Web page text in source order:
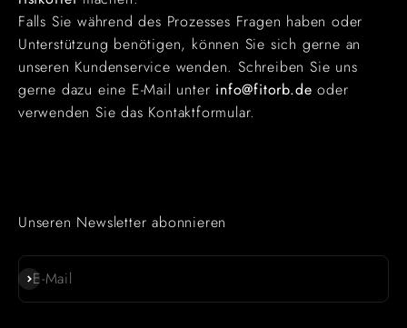
Falls Sie während des Prozesses Fragen haben oder
Unterstützung benötigen, können Sie sich gerne an
unseren Kundenservice wenden. Schreiben Sie uns
gerne dazu eine E-Mail unter info@fitorb.de oder
verwenden Sie das Kontaktformular.
Unseren Newsletter abonnieren
E-Mail
Abonnieren